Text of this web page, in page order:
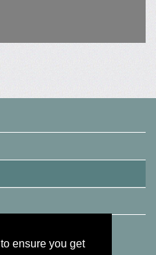
ensure you get